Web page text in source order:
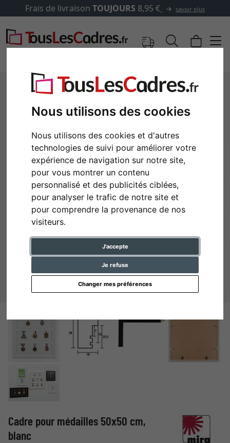
Nous utilisons des cookies
Nous utilisons des cookies et d'autres
technologies de suivi pour améliorer votre
expérience de navigation sur notre site,
pour vous montrer un contenu
personnalisé et des publicités ciblées,
pour analyser le trafic de notre site et
pour comprendre la provenance de nos
visiteurs.
J'accepte
Je refuse
Changer mes préférences
Frais de livraison TOUJOURS 8,95 € savoir plus
Retour
Cadre pour médailles 50x50 cm,
blanc